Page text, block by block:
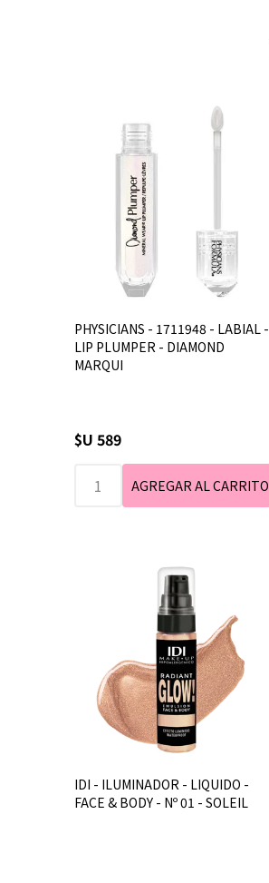
PHYSICIANS - 1711948 - LABIAL -
LIP PLUMPER - DIAMOND
MARQUI
$U 589
IDI - ILUMINADOR - LIQUIDO -
FACE & BODY - Nº 01 - SOLEIL